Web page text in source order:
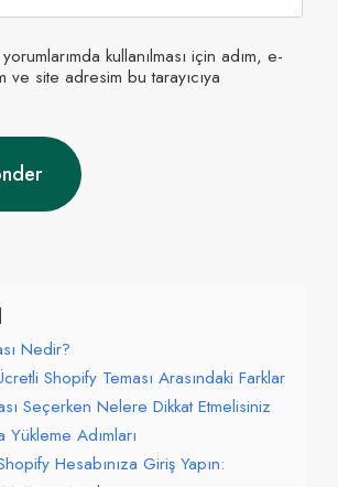
kullanılması için adım, e-
ve site adresim bu tarayıcıya
Nedir?
Shopify Teması Arasındaki Farklar
Seçerken Nelere Dikkat Etmelisiniz
Yükleme Adımları
Hesabınıza Giriş Yapın: